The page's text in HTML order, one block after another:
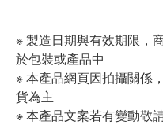
※ 製造日期與有效期限，
於包裝或產品中
※ 本產品網頁因拍攝關係
貨為主
※ 本產品文案若有變動敬